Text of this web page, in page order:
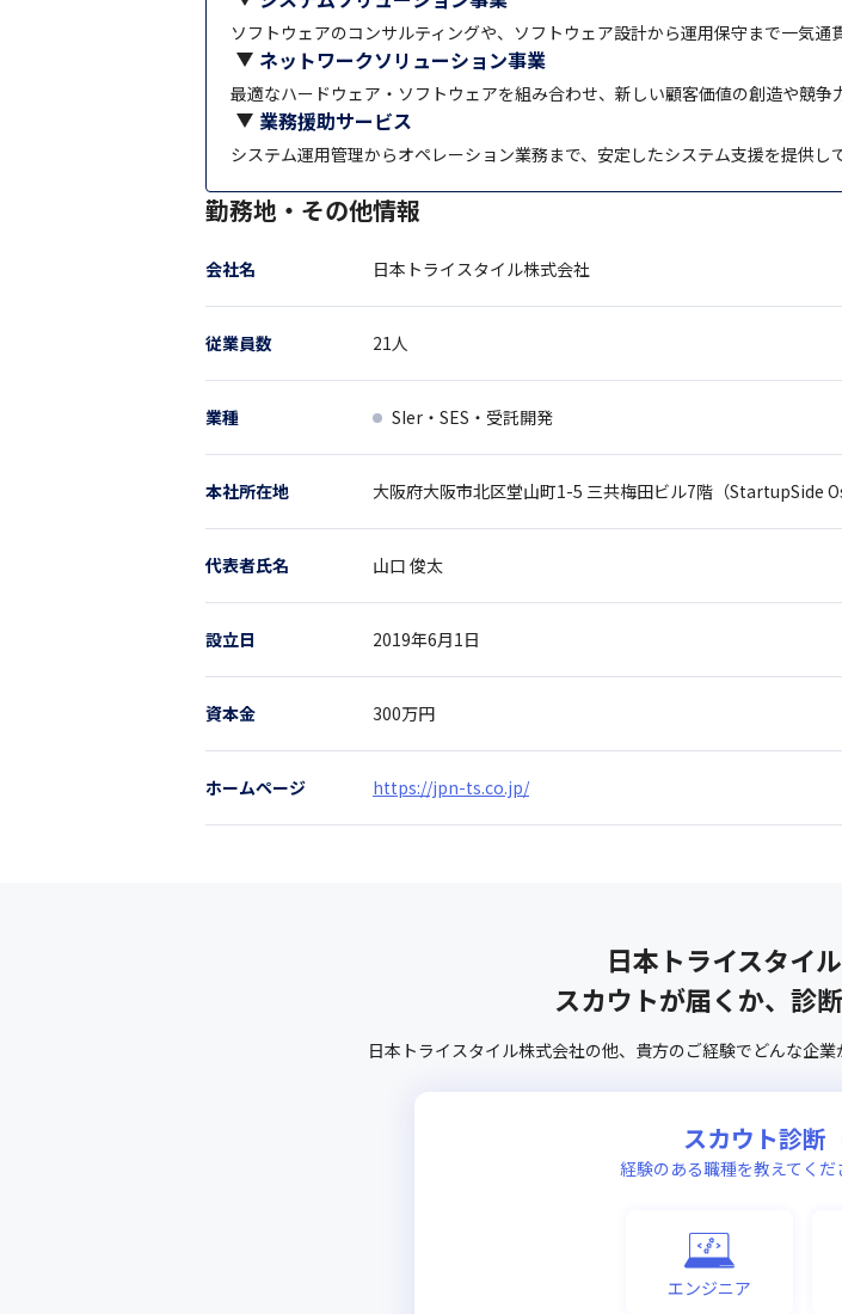
ソフトウェアのコンサルティングや、ソフトウェア設計から運用保守まで一気通
ネットワークソリューション事業
最適なハードウェア・ソフトウェアを組み合わせ、新しい顧客価値の創造や競争
業務援助サービス
システム運用管理からオペレーション業務まで、安定したシステム支援を提供し
勤務地・その他情報
会社名 日本トライスタイル株式会社
従業員数 21人
業種 SIer・SES・受託開発
本社所在地 大阪府大阪市北区堂山町1-5 三共梅田ビル7階（StartupSide
代表者氏名 山口 俊太
設立日 2019年6月1日
資本金 300万円
ホームページ https://jpn-ts.co.jp/
日本トライスタイ
スカウトが届くか、診
日本トライスタイル株式会社の他、 貴方のご経験でどんな企業
スカウト診断
経験のある職種を教えてくだ
エンジニア